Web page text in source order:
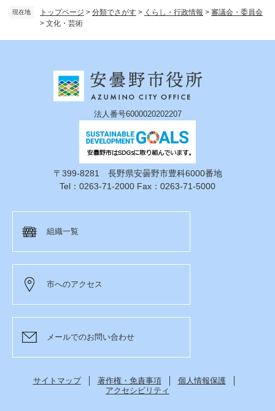
現在地 トップページ > 分類でさがす > くらし・行政情報 > 審議会・委員会
> 文化・芸術
法人番号6000020202207
〒399-8281 長野県安曇野市豊科6000番地
Tel：0263-71-2000 Fax：0263-71-5000
組織一覧
市へのアクセス
メールでのお問い合わせ
サイトマップ 著作権・免責事項
個人情報保護
アクセシビリティ